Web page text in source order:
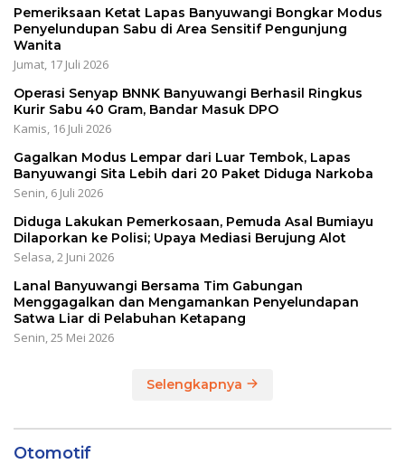
Pemeriksaan Ketat Lapas Banyuwangi Bongkar Modus
Penyelundupan Sabu di Area Sensitif Pengunjung
Wanita
Jumat, 17 Juli 2026
Operasi Senyap BNNK Banyuwangi Berhasil Ringkus
Kurir Sabu 40 Gram, Bandar Masuk DPO
Kamis, 16 Juli 2026
Gagalkan Modus Lempar dari Luar Tembok, Lapas
Banyuwangi Sita Lebih dari 20 Paket Diduga Narkoba
Senin, 6 Juli 2026
Diduga Lakukan Pemerkosaan, Pemuda Asal Bumiayu
Dilaporkan ke Polisi; Upaya Mediasi Berujung Alot
Selasa, 2 Juni 2026
Lanal Banyuwangi Bersama Tim Gabungan
Menggagalkan dan Mengamankan Penyelundapan
Satwa Liar di Pelabuhan Ketapang
Senin, 25 Mei 2026
Selengkapnya
Otomotif